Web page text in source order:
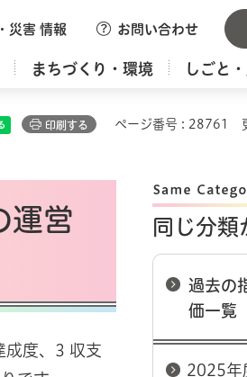
災害 情報 お問い合わせ
まちづくり・環境 しごと
印刷する ページ番号 : 28761
運営
成度、3 収支
同じ分類
過去の
価一覧
2025年